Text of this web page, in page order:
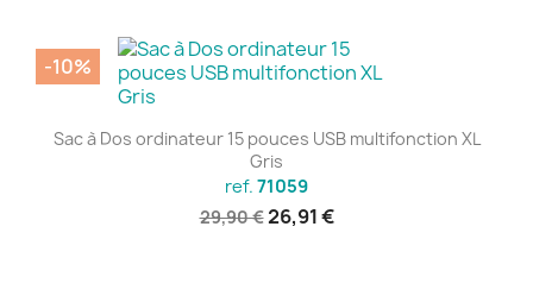
Sac à Dos ordinateur 15 pouces USB multifonction XL
Gris
ref. 71059
29,90 €26,91 €
-10%